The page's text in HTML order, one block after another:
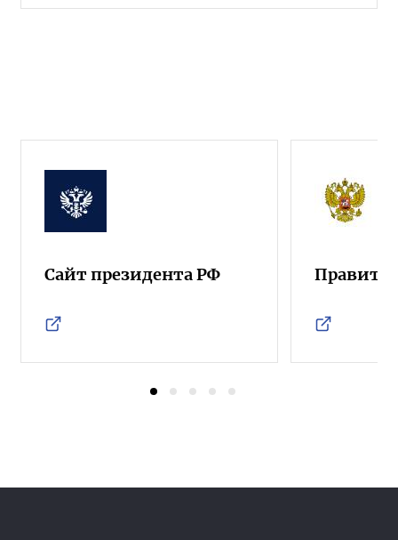
Сайт президента РФ